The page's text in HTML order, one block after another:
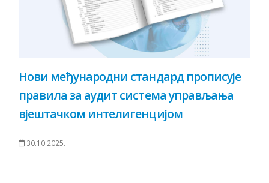
Нови међународни стандард прописује
правила за аудит система управљања
вјештачком интелигенцијом
30.10.2025.